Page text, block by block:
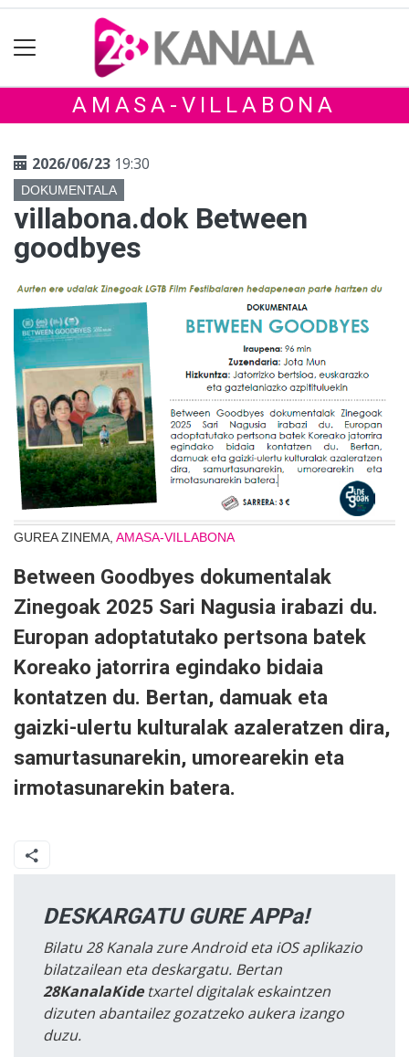
AMASA-VILLABONA
2026/06/23 19:30
DOKUMENTALA
villabona.dok Between
goodbyes
GUREA ZINEMA, AMASA-VILLABONA
Between Goodbyes dokumentalak
Zinegoak 2025 Sari Nagusia irabazi du.
Europan adoptatutako pertsona batek
Koreako jatorrira egindako bidaia
kontatzen du. Bertan, damuak eta
gaizki-ulertu kulturalak azaleratzen dira,
samurtasunarekin, umorearekin eta
irmotasunarekin batera.
DESKARGATU GURE APPa!
Bilatu 28 Kanala zure Android eta iOS aplikazio
bilatzailean eta deskargatu. Bertan
28KanalaKidetxartel digitalak eskaintzen
dizuten abantailez gozatzeko aukera izango
duzu.